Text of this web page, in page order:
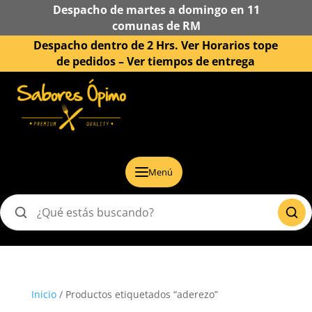
Despacho de martes a domingo en 11
comunas de RM
Despacho dentro de 2 Hrs. Ver Horarios tope
de pedidos –Ver tiempos de entrega
Menú
Buscar
Inicio/ Productos etiquetados “aderezo”